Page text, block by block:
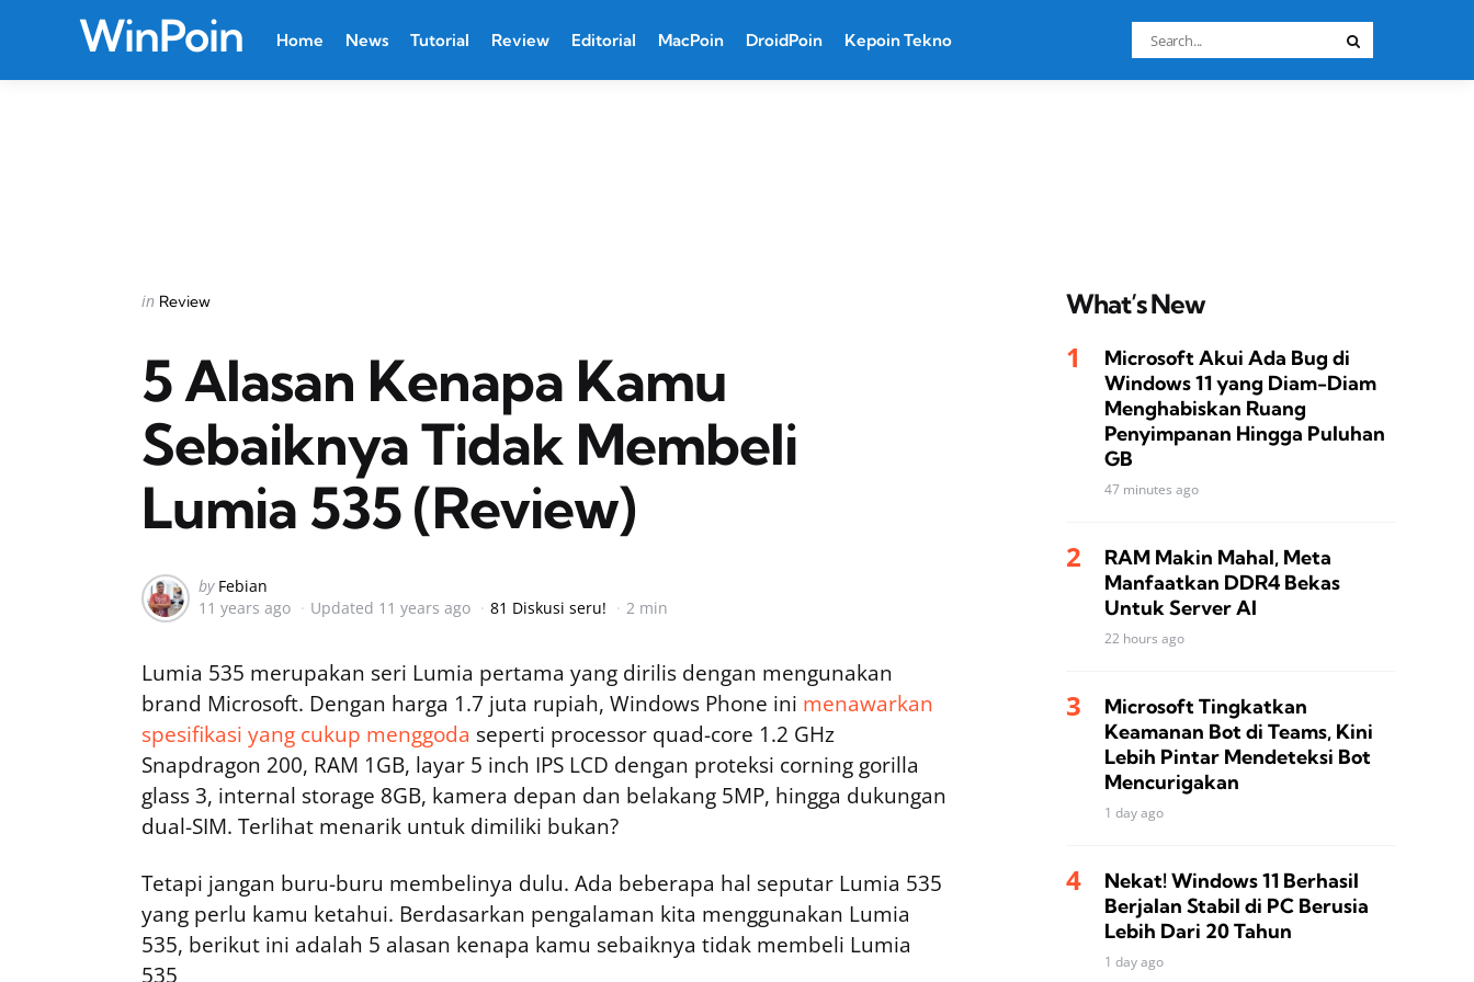
WinPoin Home News Tutorial Review Editorial MacPoin DroidPoin Kepoin Tekno
Search
for:
Categories
Posted
in Review
5 Alasan Kenapa Kamu
Sebaiknya Tidak Membeli
Lumia 535 (Review)
Posted
by
by Febian
11 years ago
Updated 11 years ago 81 Diskusi seru! 2 min
Lumia 535 merupakan seri Lumia pertama yang dirilis dengan mengunakan
brand Microsoft. Dengan harga 1.7 juta rupiah, Windows Phone ini menawarkan
spesifikasi yang cukup menggoda seperti processor quad-core 1.2 GHz
Snapdragon 200, RAM 1GB, layar 5 inch IPS LCD dengan proteksi corning gorilla
glass 3, internal storage 8GB, kamera depan dan belakang 5MP, hingga dukungan
dual-SIM. Terlihat menarik untuk dimiliki bukan?
Tetapi jangan buru-buru membelinya dulu. Ada beberapa hal seputar Lumia 535
yang perlu kamu ketahui. Berdasarkan pengalaman kita menggunakan Lumia
535, berikut ini adalah 5 alasan kenapa kamu sebaiknya tidak membeli Lumia
535
What’s New
Microsoft Akui Ada Bug di
Windows 11 yang Diam-Diam
Menghabiskan Ruang
Penyimpanan Hingga Puluhan
GB
47 minutes ago
RAM Makin Mahal, Meta
Manfaatkan DDR4 Bekas
Untuk Server AI
22 hours ago
Microsoft Tingkatkan
Keamanan Bot di Teams, Kini
Lebih Pintar Mendeteksi Bot
Mencurigakan
1 day ago
Nekat! Windows 11 Berhasil
Berjalan Stabil di PC Berusia
Lebih Dari 20 Tahun
1 day ago